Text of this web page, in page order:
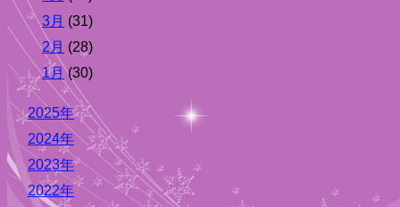
3月 (31)
2月 (28)
1月(30)
2025年
2024年
2023年
2022年